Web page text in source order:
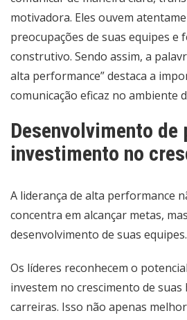
motivadora. Eles ouvem
preocupações de suas equipes e
construtivo. Sendo assim, a
alta performance” destaca a
comunicação eficaz no ambiente
Desenvolvimento de
investimento no
A liderança de alta performance
concentra em alcançar metas,
desenvolvimento de suas equipes.
Os líderes reconhecem o
investem no crescimento de suas
carreiras. Isso não apenas